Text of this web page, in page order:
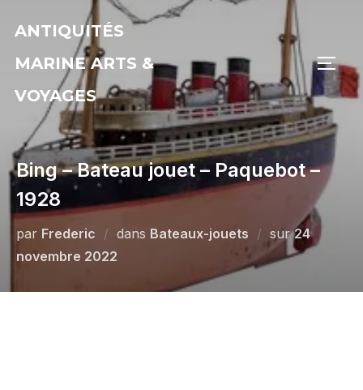
contenu
ANTIQUITÉS
MARINE ARTS &
VOYAGES
Bing – Bateau jouet – Paquebot –
1928
par Frederic dans Bateaux-jouets surPublié
le
24
novembre 2022